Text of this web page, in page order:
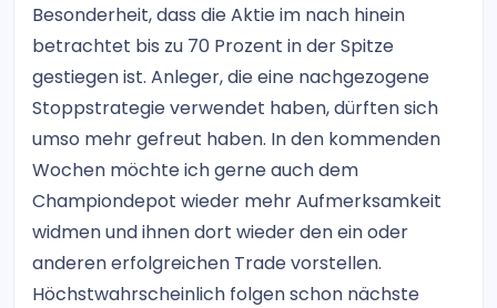
Besonderheit, dass die Aktie im nach hinein
betrachtet bis zu 70 Prozent in der Spitze
gestiegen ist. Anleger, die eine nachgezogene
Stoppstrategie verwendet haben, dürften sich
umso mehr gefreut haben. In den kommenden
Wochen möchte ich gerne auch dem
Championdepot wieder mehr Aufmerksamkeit
widmen und ihnen dort wieder den ein oder
anderen erfolgreichen Trade vorstellen.
Höchstwahrscheinlich folgen schon nächste